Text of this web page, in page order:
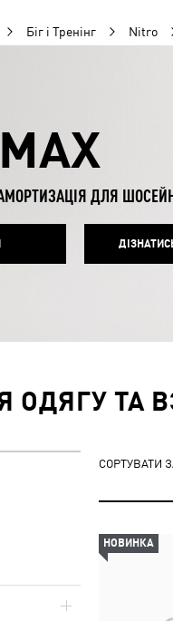
Біг і Тренінг Nitro
ДЛЯ
ОДЯГУ ТА
СОРТУВАТИ
НОВИНКА